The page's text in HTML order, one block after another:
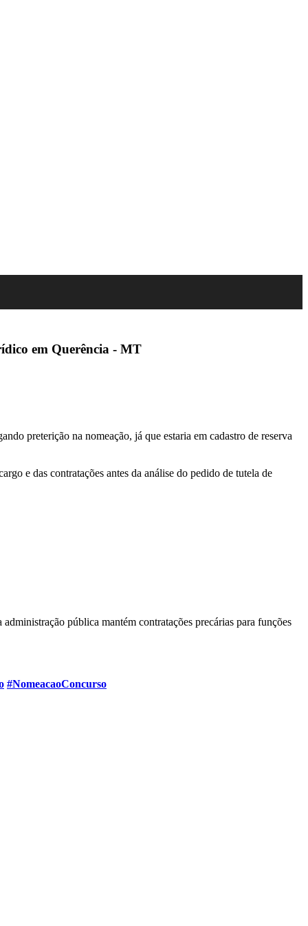
em Querência - MT
preterição na nomeação, já que estaria em cadastro de reserva
e das contratações antes da análise do pedido de tutela de
pública mantém contratações precárias para funções
#NomeacaoConcurso